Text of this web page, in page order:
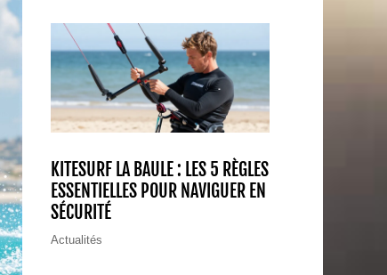
KITESURF LA BAULE : LES 5 RÈGLES
ESSENTIELLES POUR NAVIGUER EN
SÉCURITÉ
Actualités